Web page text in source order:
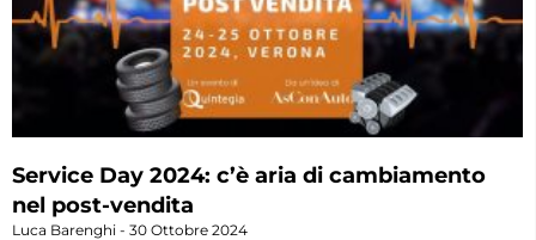
Service Day 2024: c’è aria di cambiamento
nel post-vendita
Luca Barenghi 30 Ottobre 2024